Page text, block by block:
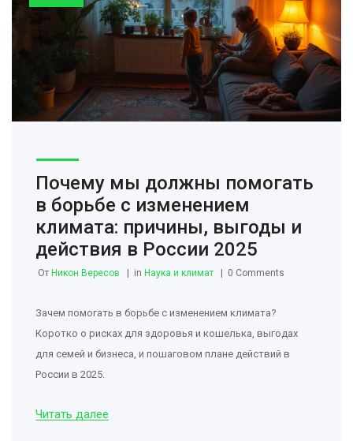
Почему мы должны помогать
в борьбе с изменением
климата: причины, выгоды и
действия в России 2025
От Никон Вересов in Наука и климат 0 Comments
Зачем помогать в борьбе с изменением климата?
Коротко о рисках для здоровья и кошелька, выгодах
для семей и бизнеса, и пошаговом плане действий в
России в 2025.
Читать далее